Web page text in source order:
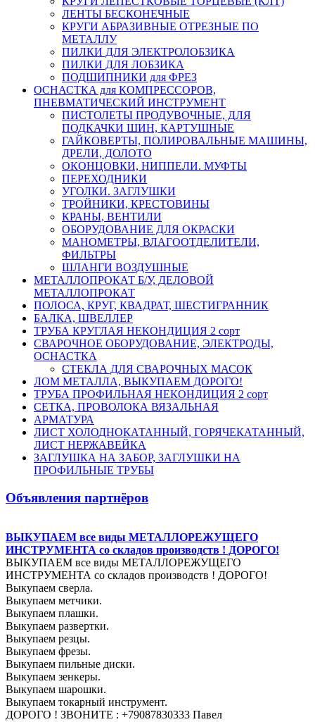
ЛЕНТЫ БЕСКОНЕЧНЫЕ
КРУГИ АБРАЗИВНЫЕ ОТРЕЗНЫЕ ПО
МЕТАЛЛУ
ПИЛКИ ДЛЯ ЭЛЕКТРОЛОБЗИКА
ПИЛКИ ДЛЯ ЛОБЗИКА
ПОДШИПНИКИ для ФРЕЗ
ОСНАСТКА для КОМПРЕССОРОВ,
ПНЕВМАТИЧЕСКИЙ ИНСТРУМЕНТ
ПИСТОЛЕТЫ ПРОДУВОЧНЫЕ, ДЛЯ
ПОДКАЧКИ ШИН, КАРТУШНЫЕ
ГАЙКОВЕРТЫ, ПОЛИРОВАЛЬНЫЕ МАШИНЫ,
ДРЕЛИ, ДОЛОТО
ОКОНЦОВКИ, НИППЕЛИ. МУФТЫ
ПЕРЕХОДНИКИ
УГОЛКИ. ЗАГЛУШКИ
ТРОЙНИКИ, КРЕСТОВИНЫ
КРАНЫ, ВЕНТИЛИ
ОБОРУДОВАНИЕ ДЛЯ ОКРАСКИ
МАНОМЕТРЫ, ВЛАГООТДЕЛИТЕЛИ,
ФИЛЬТРЫ
ШЛАНГИ ВОЗДУШНЫЕ
МЕТАЛЛОПРОКАТ Б/У, ДЕЛОВОЙ
МЕТАЛЛОПРОКАТ
ПОЛОСА, КРУГ, КВАДРАТ, ШЕСТИГРАННИК
БАЛКА, ШВЕЛЛЕР
ТРУБА КРУГЛАЯ НЕКОНДИЦИЯ 2 сорт
СВАРОЧНОЕ ОБОРУДОВАНИЕ, ЭЛЕКТРОДЫ,
ОСНАСТКА
СТЕКЛА ДЛЯ СВАРОЧНЫХ МАСОК
ЛОМ МЕТАЛЛА, ВЫКУПАЕМ ДОРОГО!
ТРУБА ПРОФИЛЬНАЯ НЕКОНДИЦИЯ 2 сорт
СЕТКА, ПРОВОЛОКА ВЯЗАЛЬНАЯ
АРМАТУРА
ЛИСТ ХОЛОДНОКАТАННЫЙ, ГОРЯЧЕКАТАННЫЙ,
ЛИСТ НЕРЖАВЕЙКА
ЗАГЛУШКА НА ЗАБОР, ЗАГЛУШКИ НА
ПРОФИЛЬНЫЕ ТРУБЫ
Объявления партнёров
ВЫКУПАЕМ все виды МЕТАЛЛОРЕЖУЩЕГО
ИНСТРУМЕНТА со складов производств ! ДОРОГО!
ВЫКУПАЕМ все виды МЕТАЛЛОРЕЖУЩЕГО
ИНСТРУМЕНТА со складов производств ! ДОРОГО!
Выкупаем сверла.
Выкупаем метчики.
Выкупаем плашки.
Выкупаем развертки.
Выкупаем резцы.
Выкупаем фрезы.
Выкупаем пильные диски.
Выкупаем зенкеры.
Выкупаем шарошки.
Выкупаем токарный инструмент.
ДОРОГО ! ЗВОНИТЕ : +79087830333 Павел